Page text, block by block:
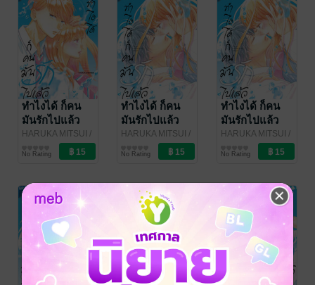
ทำไงได้ ก็คน
มันรักไปแล้ว
ตอน 37
HARUKA MITSUI /
Bongkoch
Publishing
การ์ตูนรายตอน
No Rating
ทำไงได้ ก็คน
มันรักไปแล้ว
ตอน 36
HARUKA MITSUI /
Bongkoch
Publishing
การ์ตูนรายตอน
No Rating
ทำไงได้ ก็คน
มันรักไปแล้ว
ตอน 35
HARUKA MITSUI /
Bongkoch
Publishing
การ์ตูนรายตอน
No Rating